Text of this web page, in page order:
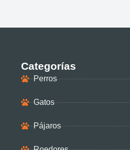
Categorías
Perros
Gatos
Pájaros